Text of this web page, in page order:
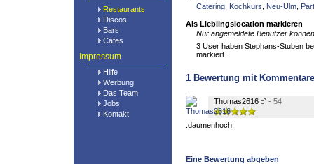
Restaurants
Discos
Bars
Cafes
Impressum
Hilfe
Werbung
Das Team
Jobs
Kontakt
Catering Kochkurs Neu-Ulm
Als Lieblingslocation markieren
Nur angemeldete Benutzer
3 User haben Stephans-Stuben
markiert.
1 Bewertung mit
Thomas2616 - 54
:daumenhoch:
Eine Bewertung abgeben